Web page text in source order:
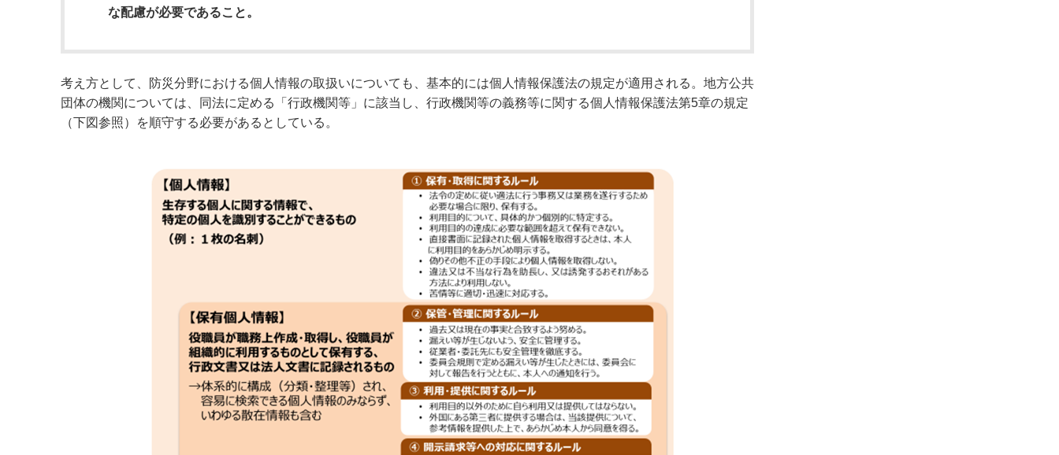
な配慮が必要であること。
考え方として、防災分野における個人情報の取扱いについても、基本的には個人情報保護法の規定が適用される。地方公共
団体の機関については、同法に定める「行政機関等」に該当し、行政機関等の義務等に関する個人情報保護法第5章の規定
（下図参照）を順守する必要があるとしている。